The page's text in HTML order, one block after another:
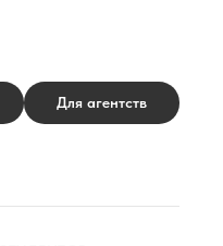
Для агентств